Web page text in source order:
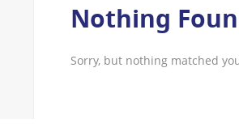
Nothing
Sorry, but nothing matched